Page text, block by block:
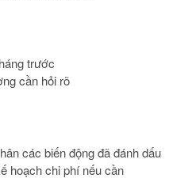
trước
cần hỏi rõ
các biến động đã đánh dấu
hoạch chi phí nếu cần